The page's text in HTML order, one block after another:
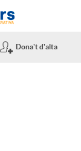
Dona't d'alta